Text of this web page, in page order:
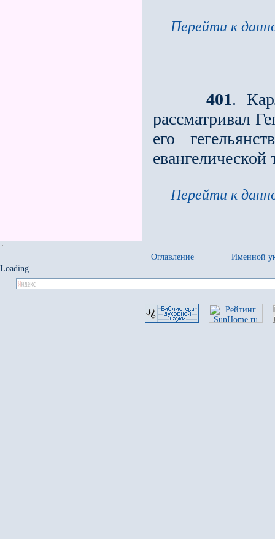
Перейти к
401.
рассматривал
его
евангелической
Перейти к
Оглавление
Именной
Loading